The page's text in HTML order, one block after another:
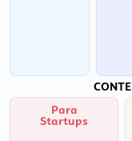
Para
Startups